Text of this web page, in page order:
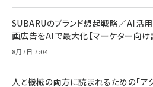
￥880
ママ投資家が育休中
組織の成果を最大化
￥6,980
全ワイヤレスイヤホン
技術基準適合】ブラッ
Pro/Air 各種対応
￥1,890
SUBARUのブランド想起戦略／AI活用
画広告をAIで最大化【マーケター向け
8月7日 7:04
人と機械の両方に読まれるための「ア